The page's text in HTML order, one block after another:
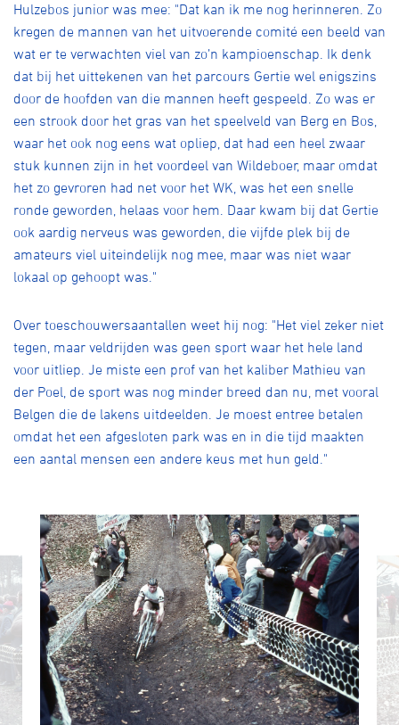
Hulzebos junior was mee: "Dat kan ik me nog herinneren. Zo
kregen de mannen van het uitvoerende comité een beeld van
wat er te verwachten viel van zo’n kampioenschap. Ik denk
dat bij het uittekenen van het parcours Gertie wel enigszins
door de hoofden van die mannen heeft gespeeld. Zo was er
een strook door het gras van het speelveld van Berg en Bos,
waar het ook nog eens wat opliep, dat had een heel zwaar
stuk kunnen zijn in het voordeel van Wildeboer, maar omdat
het zo gevroren had net voor het WK, was het een snelle
ronde geworden, helaas voor hem. Daar kwam bij dat Gertie
ook aardig nerveus was geworden, die vijfde plek bij de
amateurs viel uiteindelijk nog mee, maar was niet waar
lokaal op gehoopt was."
Over toeschouwersaantallen weet hij nog: "Het viel zeker niet
tegen, maar veldrijden was geen sport waar het hele land
voor uitliep. Je miste een prof van het kaliber Mathieu van
der Poel, de sport was nog minder breed dan nu, met vooral
Belgen die de lakens uitdeelden. Je moest entree betalen
omdat het een afgesloten park was en in die tijd maakten
een aantal mensen een andere keus met hun geld."